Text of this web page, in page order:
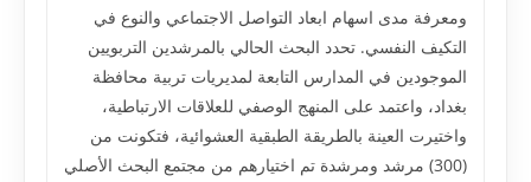
ومعرفة مدى اسهام ابعاد التواصل الاجتماعي والنوع في
التكيف النفسي. تحدد البحث الحالي بالمرشدين التربويين
الموجودين في المدارس التابعة لمديريات تربية محافظة
بغداد، واعتمد على المنهج الوصفي للعلاقات الارتباطية،
واختيرت العينة بالطريقة الطبقية العشوائية، فتكونت من
(300) مرشد ومرشدة تم اختيارهم من مجتمع البحث الأصلي